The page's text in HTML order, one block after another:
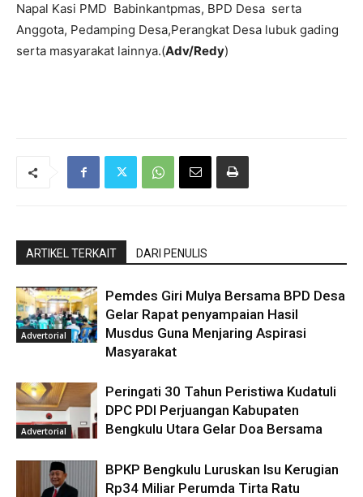
Napal Kasi PMD Babinkantpmas, BPD Desa serta
Anggota, Pedamping Desa,Perangkat Desa lubuk gading
serta masyarakat lainnya.(Adv/Redy)
ARTIKEL TERKAIT DARI PENULIS
Advertorial
Pemdes Giri Mulya Bersama BPD Desa
Gelar Rapat penyampaian Hasil
Musdus Guna Menjaring Aspirasi
Masyarakat
Advertorial
Peringati 30 Tahun Peristiwa Kudatuli
DPC PDI Perjuangan Kabupaten
Bengkulu Utara Gelar Doa Bersama
BPKP Bengkulu Luruskan Isu Kerugian
Rp34 Miliar Perumda Tirta Ratu